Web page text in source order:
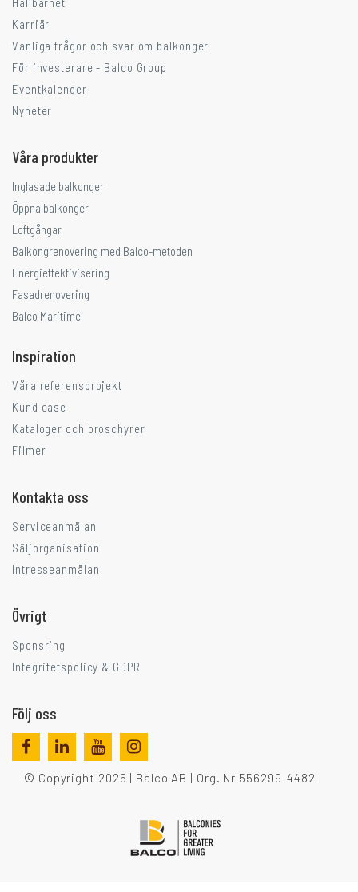
Karriär
Vanliga frågor och svar om balkonger
För investerare - Balco Group
Eventkalender
Nyheter
Våra produkter
Inglasade balkonger
Öppna balkonger
Loftgångar
Balkongrenovering med Balco-metoden
Energieffektivisering
Fasadrenovering
Balco Maritime
Inspiration
Våra referensprojekt
Kund case
Kataloger och broschyrer
Filmer
Kontakta oss
Serviceanmälan
Säljorganisation
Intresseanmälan
Övrigt
Sponsring
Integritetspolicy & GDPR
Följ oss
© Copyright 2026 | Balco AB | Org. Nr 556299-4482